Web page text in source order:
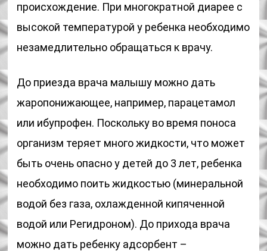
происхождение. При многократной диарее с
высокой температурой у ребенка необходимо
незамедлительно обращаться к врачу.
До приезда врача малышу можно дать
жаропонижающее, например, парацетамол
или ибупрофен. Поскольку во время поноса
организм теряет много жидкости, что может
быть очень опасно у детей до 3 лет, ребенка
необходимо поить жидкостью (минеральной
водой без газа, охлажденной кипяченной
водой или Регидроном). До прихода врача
можно дать ребенку адсорбент –